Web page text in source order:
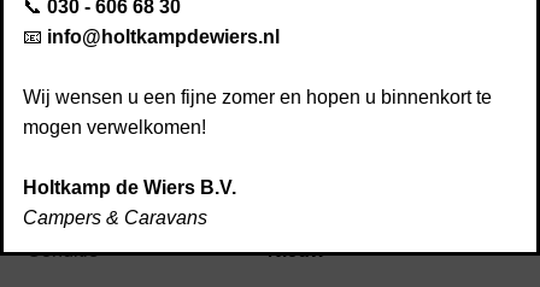
Afspraak maken
Kwaliteit & service
Nieuws
Contact
📞 030 - 606 68 30
📧 info@holtkampdewiers.nl
Wij wensen u een fijne zomer en hopen u binnenkort te
mogen verwelkomen!
Holtkamp de Wiers B.V.
Campers & Caravans
Frankia Yucon 7.0 GD
Conditie Nieuw